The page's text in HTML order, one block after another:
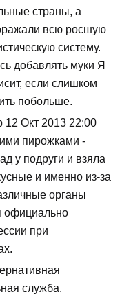
страны, а
всю росшую
систему.
добавлять муки Я
если слишком
побольше.
12 Окт 2013 22:00
пирожками -
у подруги и взяла
и именно из-за
органы
официально
при
служба.